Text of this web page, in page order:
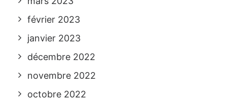
février 2023
janvier 2023
décembre 2022
novembre 2022
octobre 2022